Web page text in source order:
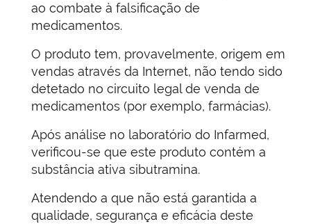
ao combate à falsificação de
medicamentos.
O produto tem, provavelmente, origem em
vendas através da Internet, não tendo sido
detetado no circuito legal de venda de
medicamentos (por exemplo, farmácias).
Após análise no laboratório do Infarmed,
verificou-se que este produto contém a
substância ativa sibutramina.
Atendendo a que não está garantida a
qualidade, segurança e eficácia deste